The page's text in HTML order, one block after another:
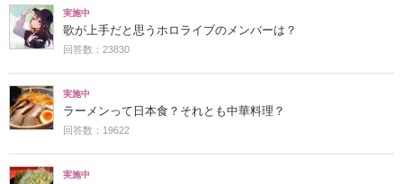
実施中
歌が上手だと思うホロライブのメンバーは？
回答数：23830
実施中
ラーメンって日本食？それとも中華料理？
回答数：19622
実施中